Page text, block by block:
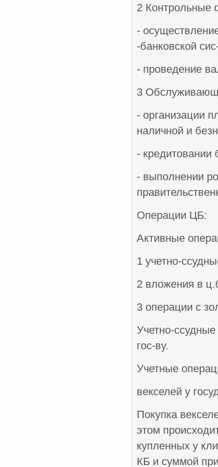
2 Контрольные
-
-банковской
- проведение
3
- организации
наличной и
- кредитовании
- выполнении
Операции ЦБ:
Активные
1 учетно-
2 вложения в
3 операции с
Учетно-
гос-ву.
Учетные
векселей у
Покупка
этом
купленных у
КБ и суммой